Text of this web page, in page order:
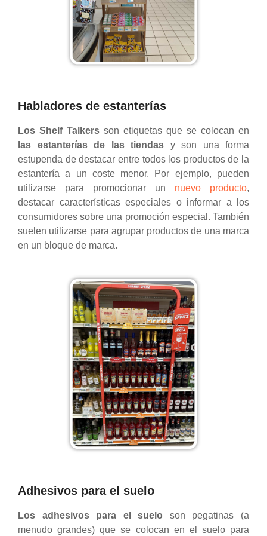
Habladores de estanterías
Los Shelf Talkers son etiquetas que se colocan en
las estanterías de las tiendas y son una forma
estupenda de destacar entre todos los productos de la
estantería a un coste menor. Por ejemplo, pueden
utilizarse para promocionar un nuevo producto,
destacar características especiales o informar a los
consumidores sobre una promoción especial. También
suelen utilizarse para agrupar productos de una marca
en un bloque de marca.
Adhesivos para el suelo
Los adhesivos para el suelo son pegatinas (a
menudo grandes) que se colocan en el suelo para